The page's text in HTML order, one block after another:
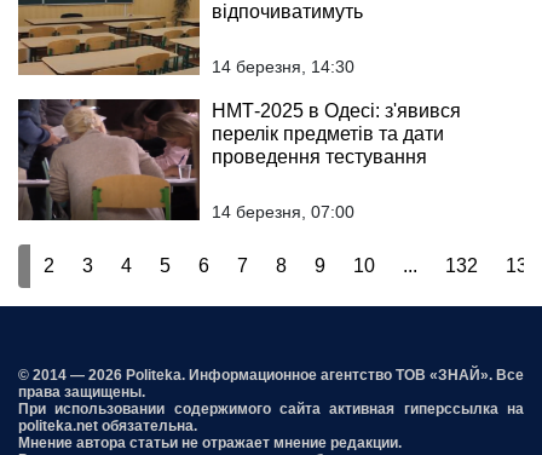
відпочиватимуть
14 березня, 14:30
НМТ-2025 в Одесі: з'явився
перелік предметів та дати
проведення тестування
14 березня, 07:00
2 3 4 5 6 7 8 9 10 ... 132 133
© 2014 — 2026 Politeka. Информационное агентство ТОВ «ЗНАЙ». Все
права защищены.
При использовании содержимого сайта активная гиперссылка на
politeka.net обязательна.
Мнение автора статьи не отражает мнение редакции.